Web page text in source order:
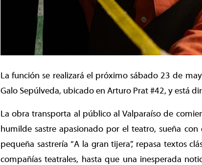
La función se realizará el próximo sábado 23 de
Galo Sepúlveda, ubicado en Arturo Prat #42, y está
La obra transporta al público al Valparaíso de
humilde sastre apasionado por el teatro, sueña
pequeña sastrería “A la gran tijera”, repasa textos
compañías teatrales, hasta que una inesperada